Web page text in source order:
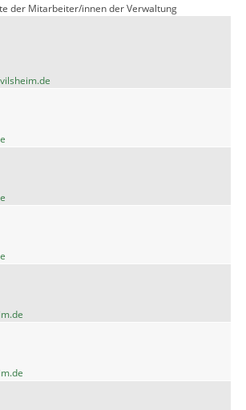
der Mitarbeiter/innen der Verwaltung